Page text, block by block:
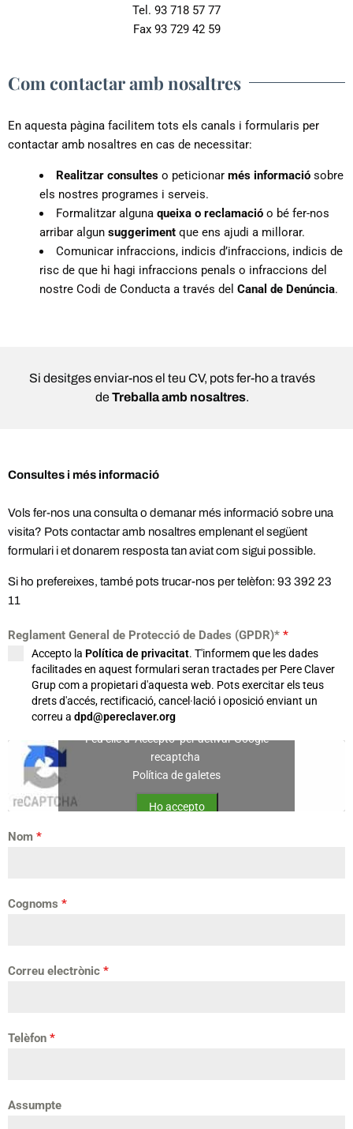
Tel. 93 718 57 77
Fax 93 729 42 59
Com contactar amb nosaltres
En aquesta pàgina facilitem tots els canals i formularis per
contactar amb nosaltres en cas de necessitar:
Realitzar consultes o peticionar més informació sobre
els nostres programes i serveis.
Formalitzar alguna queixa o reclamació o bé fer-nos
arribar algun suggeriment que ens ajudi a millorar.
Comunicar infraccions, indicis d’infraccions, indicis de
risc de que hi hagi infraccions penals o infraccions del
nostre Codi de Conducta a través del Canal de Denúncia.
Si desitges enviar-nos el teu CV, pots fer-ho a través
deTreballa amb nosaltres.
Consultes i més informació
Vols fer-nos una consulta o demanar més informació sobre una
visita? Pots contactar amb nosaltres emplenant el següent
formulari i et donarem resposta tan aviat com sigui possible.
Si ho prefereixes, també pots trucar-nos per telèfon: 93 392 23
11
Reglament General de Protecció de Dades (GPDR)* *
Accepto la Política de privacitat. T'informem que les dades
facilitades en aquest formulari seran tractades per Pere Claver
Grup com a propietari d'aquesta web. Pots exercitar els teus
drets d'accés, rectificació, cancel·lació i oposició enviant un
correu a dpd@pereclaver.org
Feu clic a "Accepto" per activar Google
recaptcha
Política de galetes
Ho accepto
Nom *
Cognoms *
Correu electrònic *
Telèfon *
Assumpte